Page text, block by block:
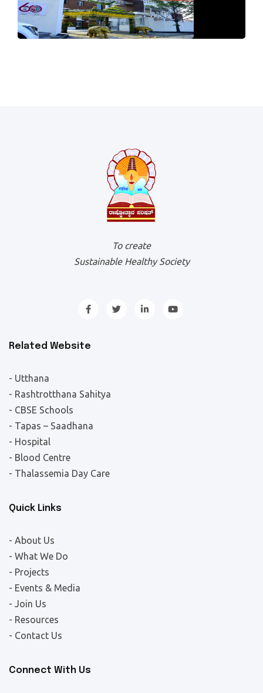
To create
Sustainable Healthy Society
Related Website
- Utthana
- Rashtrotthana Sahitya
- CBSE Schools
- Tapas – Saadhana
- Hospital
- Blood Centre
- Thalassemia Day Care
Quick Links
- About Us
- What We Do
- Projects
- Events & Media
- Join Us
- Resources
- Contact Us
Connect With Us